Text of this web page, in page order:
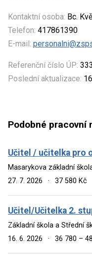
Kontaktní osoba: Bc.
Telefon: 417861390
E-mail:
Referenční číslo ÚP:
Poslední aktualizace:
Podobné pracovní
Učitel / učitelka pro
Masarykova základní
27. 7. 2026
· 37 580 Kč
Učitel/Učitelka 2.
Základní škola a Střední
16. 6. 2026
· 36 780 –